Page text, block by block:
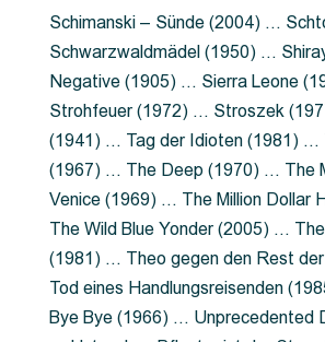
Schimanski – Sünde (2004) …
Schwarzwaldmädel (1950) …
Negative (1905) … Sierra Leone
Strohfeuer (1972) … Stroszek
(1941) … Tag der Idioten (1981) …
(1967) … The Deep (1970) … The
Venice (1969) … The Million Dollar
The Wild Blue Yonder (2005) …
(1981) … Theo gegen den Rest
Tod eines Handlungsreisenden
Bye Bye (1966) … Unprecedented